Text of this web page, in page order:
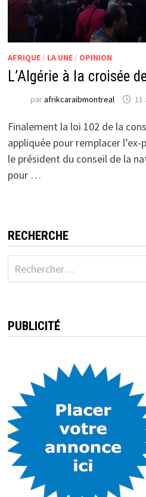
AFRIQUE/ LA UNE/ OPINION
L’Algérie à la croisée
parafrikcaraibmontreal 11
Finalement la loi 102 de la
appliquée pour remplacer
le président du conseil de la
pour …
RECHERCHE
Rechercher :
PUBLICITÉ